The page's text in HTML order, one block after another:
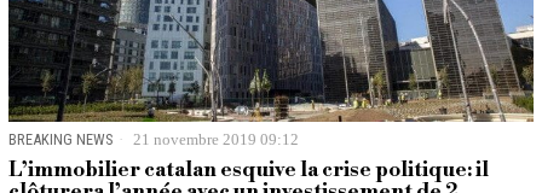
BREAKING NEWS 21 novembre 2019 09:12
L’immobilier catalan esquive la crise politique: il